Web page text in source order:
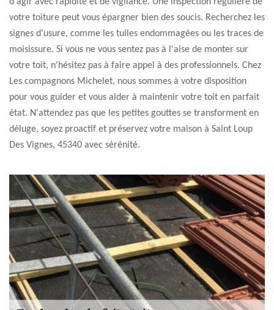
votre toiture peut vous épargner bien des soucis. Recherchez les
signes d'usure, comme les tuiles endommagées ou les traces de
moisissure. Si vous ne vous sentez pas à l'aise de monter sur
votre toit, n'hésitez pas à faire appel à des professionnels. Chez
Les compagnons Michelet, nous sommes à votre disposition
pour vous guider et vous aider à maintenir votre toit en parfait
état. N'attendez pas que les petites gouttes se transforment en
déluge, soyez proactif et préservez votre maison à Saint Loup
Des Vignes, 45340 avec sérénité.